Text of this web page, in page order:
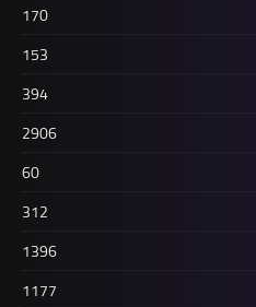
تهريب 48 ألف علبة "بيرة" إلى
170
153
394
2906
60
312
1396
1177